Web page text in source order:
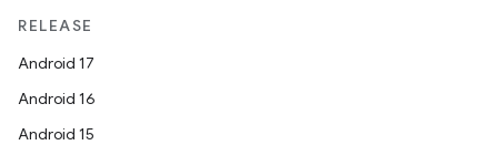
RELEASE
Android 17
Android 16
Android 15